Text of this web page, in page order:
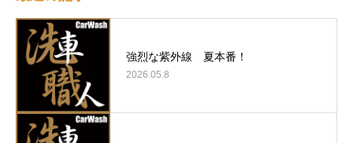
強烈な紫外線 夏本番！
2026.05.8